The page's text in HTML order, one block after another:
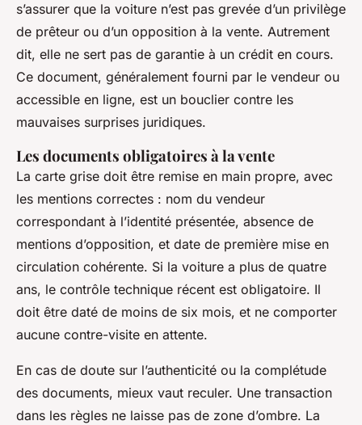
s’assurer que la voiture n’est pas grevée d’un privilège
de prêteur ou d’un opposition à la vente. Autrement
dit, elle ne sert pas de garantie à un crédit en cours.
Ce document, généralement fourni par le vendeur ou
accessible en ligne, est un bouclier contre les
mauvaises surprises juridiques.
Les documents obligatoires à la vente
La carte grise doit être remise en main propre, avec
les mentions correctes : nom du vendeur
correspondant à l’identité présentée, absence de
mentions d’opposition, et date de première mise en
circulation cohérente. Si la voiture a plus de quatre
ans, le contrôle technique récent est obligatoire. Il
doit être daté de moins de six mois, et ne comporter
aucune contre-visite en attente.
En cas de doute sur l’authenticité ou la complétude
des documents, mieux vaut reculer. Une transaction
dans les règles ne laisse pas de zone d’ombre. La